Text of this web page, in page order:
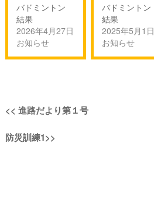
バドミントン
結果
2026年4月27日
お知らせ
バドミントン
結果
2025年5月1日
お知らせ
投
稿
<< 過
の
進路だより第１号
次
防災訓練1>>